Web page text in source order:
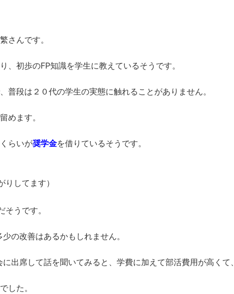
さんです。
、初歩のFP知識を学生に教えているそうです。
普段は２０代の学生の実態に触れることがありません。
めます。
らいが奨学金を借りているそうです。
りしてます）
うです。
の改善はあるかもしれません。
出席して話を聞いてみると、学費に加えて部活費用が高くて、
した。